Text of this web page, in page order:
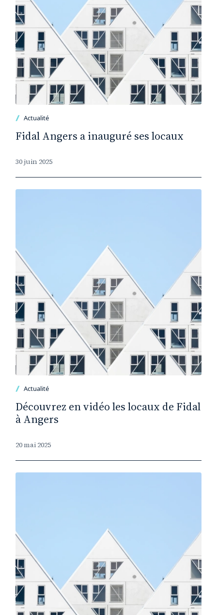
Actualité
Fidal Angers a inauguré ses locaux
30 juin 2025
Actualité
Découvrez en vidéo les locaux de Fidal
à Angers
20 mai 2025